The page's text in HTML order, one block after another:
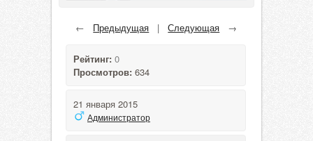
← Предыдущая |Следующая →
Рейтинг: 0
Просмотров: 634
21 января 2015
Администратор